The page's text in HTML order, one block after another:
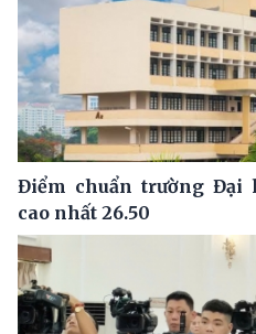
Điểm chuẩn trường Đại
cao nhất 26.50